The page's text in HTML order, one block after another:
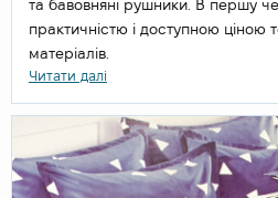
та бавовняні рушники. В першу
практичністю і доступною ціною
матеріалів.
Читати далі